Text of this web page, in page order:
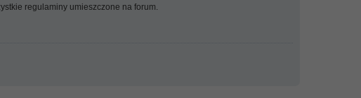
regulaminy umieszczone na forum.